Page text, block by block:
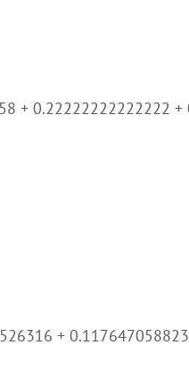
+ 0.22222222222222
+